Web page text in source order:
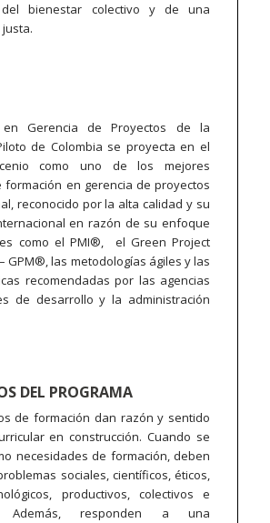
del bienestar colectivo y de una
Gerencia de Proyectos de la
de Colombia se proyecta en el
como uno de los mejores
formación en gerencia de proyectos
reconocido por la alta calidad y su
en razón de su enfoque
como el PMI®, el Green Project
GPM®, las metodologías ágiles y las
recomendadas por las agencias
de desarrollo y la administración
DEL PROGRAMA
de formación dan razón y sentido
en construcción. Cuando se
necesidades de formación, deben
sociales, científicos, éticos,
productivos, colectivos e
Además, responden a una